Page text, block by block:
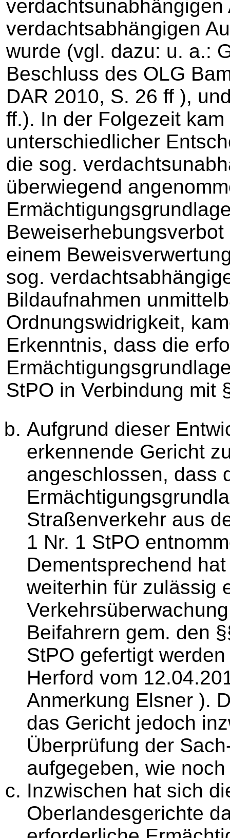
verdachtsabhängigen
wurde (vgl. dazu: u. a.:
Beschluss des OLG
DAR 2010, S. 26 ff ),
ff.). In der Folgezeit
unterschiedlicher
die sog.
überwiegend
einem
sog.
Bildaufnahmen
Ordnungswidrigkeit,
Erkenntnis, dass die
StPO in Verbindung mit
Aufgrund dieser
erkennende Gericht
angeschlossen, dass
Straßenverkehr aus
1 Nr. 1 StPO
Dementsprechend
weiterhin für zulässig
Beifahrern gem. den
StPO gefertigt
Herford vom
Anmerkung Elsner ).
das Gericht jedoch
Überprüfung der
aufgegeben, wie
Inzwischen hat sich
Oberlandesgerichte